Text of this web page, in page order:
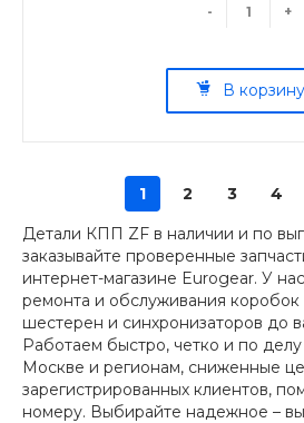
- +
В корзину
1 2 3 4
Детали КПП ZF в наличии и по
заказывайте проверенные
интернет-магазине Eurogear. У
ремонта и обслуживания коробок
шестерен и синхронизаторов до
Работаем быстро, четко и по делу
Москве и регионам, сниженные
зарегистрированных клиентов,
номеру. Выбирайте надежное –